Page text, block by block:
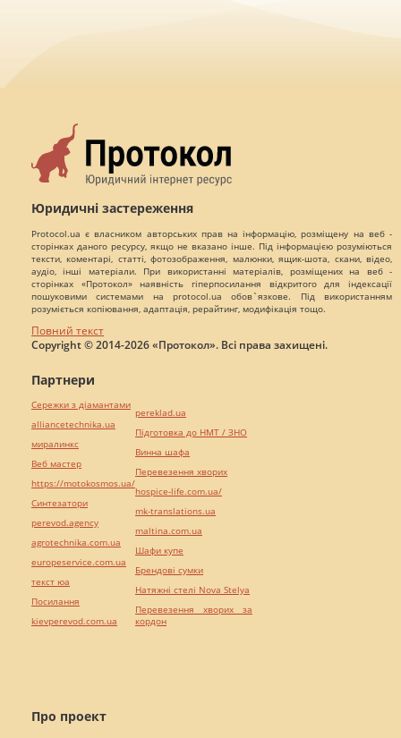
Юридичні застереження
Protocol.ua є власником авторських прав на інформацію, розміщену на веб -
сторінках даного ресурсу, якщо не вказано інше. Під інформацією розуміються
тексти, коментарі, статті, фотозображення, малюнки, ящик-шота, скани, відео,
аудіо, інші матеріали. При використанні матеріалів, розміщених на веб -
сторінках «Протокол» наявність гіперпосилання відкритого для індексації
пошуковими системами на protocol.ua обов`язкове. Під використанням
розуміється копіювання, адаптація, рерайтинг, модифікація тощо.
Повний текст
Copyright © 2014-2026 «Протокол». Всі права захищені.
Про проект
Партнери
Сережки з діамантами
alliancetechnika.ua
миралинкс
Веб мастер
https://motokosmos.ua/
Синтезатори
perevod.agency
agrotechnika.com.ua
europeservice.com.ua
текст юа
Посилання
kievperevod.com.ua
pereklad.ua
Підготовка до НМТ / ЗНО
Винна шафа
Перевезення хворих
hospice-life.com.ua/
mk-translations.ua
maltina.com.ua
Шафи купе
Брендові сумки
Натяжні стелі Nova Stelya
Перевезення хворих за
кордон